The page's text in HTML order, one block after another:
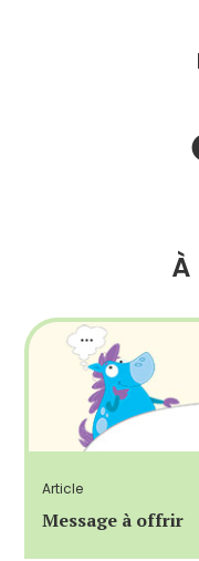
Article
Message à offrir